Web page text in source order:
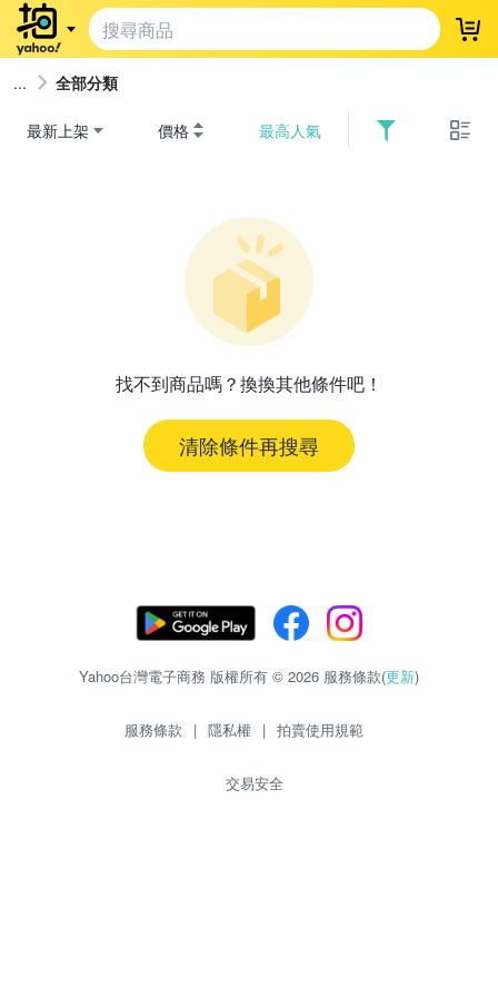
登
全部分類
最新上架 價格 最高人氣
找不到商品嗎？換換其他條件吧！
清除條件再搜尋
Yahoo台灣電子商務 版權所有 © 2026 服務條款(更新)
服務條款 | 隱私權 | 拍賣使用規範
交易安全